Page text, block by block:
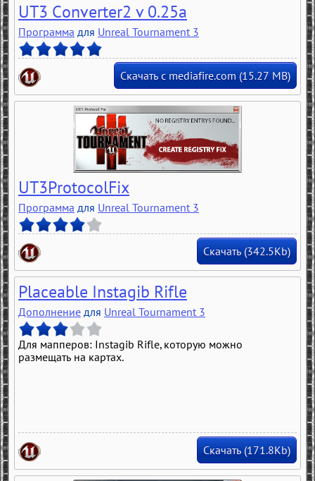
UT3 Converter2 v 0.25a
Программа для Unreal Tournament 3
Скачать с mediafire.com (15.27 MB)
UT3ProtocolFix
Программа для Unreal Tournament 3
Скачать (342.5Kb)
Placeable Instagib Rifle
Дополнение для Unreal Tournament 3
Для мапперов: Instagib Rifle, которую можно
размещать на картах.
Скачать (171.8Kb)